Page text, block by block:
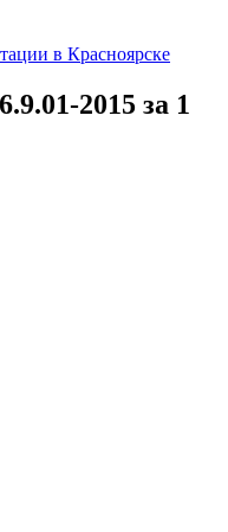
в Красноярске
2015 за 1